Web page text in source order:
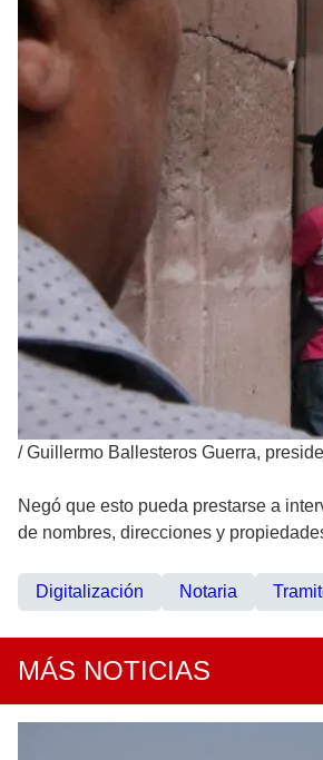
/Guillermo Ballesteros Guerra,
Negó que esto pueda prestarse a
de nombres, direcciones y
Digitalización Notaria
MÁS NOTICIAS